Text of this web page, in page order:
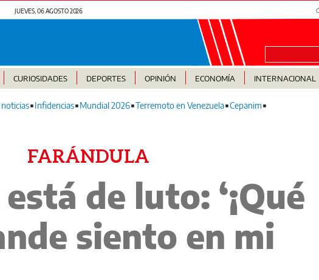
JUEVES, 06 AGOSTO 2026
CURIOSIDADES DEPORTES OPINIÓN ECONOMÍA INTERNACIONAL
Infidencias Mundial 2026 Terremoto en Venezuela Cepanim
FARÁNDULA
de luto: ‘¡Qué
siento en mi